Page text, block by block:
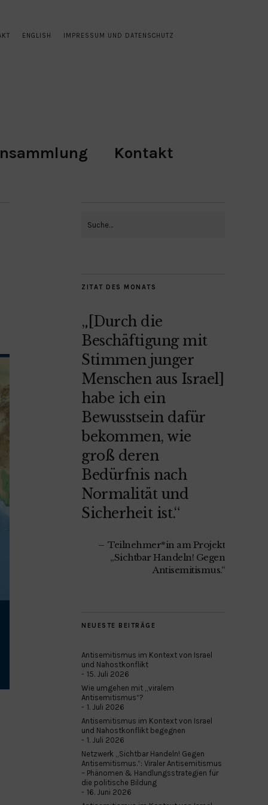
ENGLISH IMPRESSUM UND DATENSCHUTZ
Kontakt
ZITAT DES MONATS
„[Durch die
Beschäftigung mit
Stimmen junger
Menschen aus Israel]
habe ich ein
Bewusstsein dafür
bekommen, wie
groß deren
Bedürfnis nach
Normalität und
Sicherheit ist.“
Teilnehmer*in am Projekt
„Sichtbar Handeln! Gegen
Antisemitismus.“
NEUESTE BEITRÄGE
Antisemitismus im Kontext von Israel
und Nahostkonflikt
15. Juli 2026
Wie umgehen mit „viralem
Antisemitismus“?
1. Juli 2026
Antisemitismus im Kontext von Israel
und Nahostkonflikt begegnen
1. Juli 2026
Netzwerk „Sichtbar Handeln! Gegen
Antisemitismus.“: Viraler Antisemitismus
– Phänomen & Handlungsstrategien für
die politische Bildung
16. Juni 2026